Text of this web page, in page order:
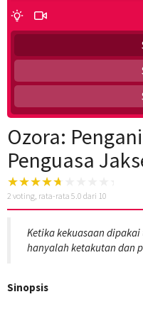
Ozora:
Penguasa
2 voting, rata-rata 5.0 dari 10
Ketika kekuasaan
hanyalah ketakutan dan
Sinopsis